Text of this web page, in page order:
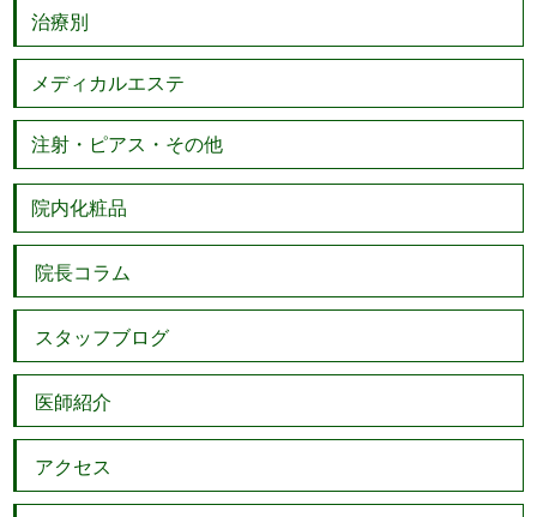
治療別
メディカルエステ
注射・ピアス・その他
院内化粧品
院長コラム
スタッフブログ
医師紹介
アクセス